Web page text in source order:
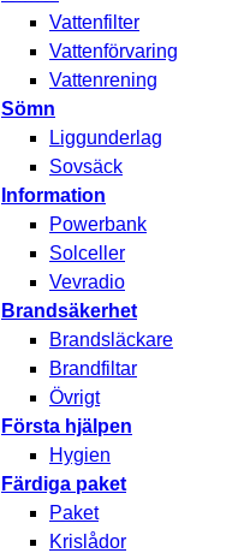
Vattenfilter
Vattenförvaring
Vattenrening
Sömn
Liggunderlag
Sovsäck
Information
Powerbank
Solceller
Vevradio
Brandsäkerhet
Brandsläckare
Brandfiltar
Övrigt
Första hjälpen
Hygien
Färdiga paket
Paket
Krislådor